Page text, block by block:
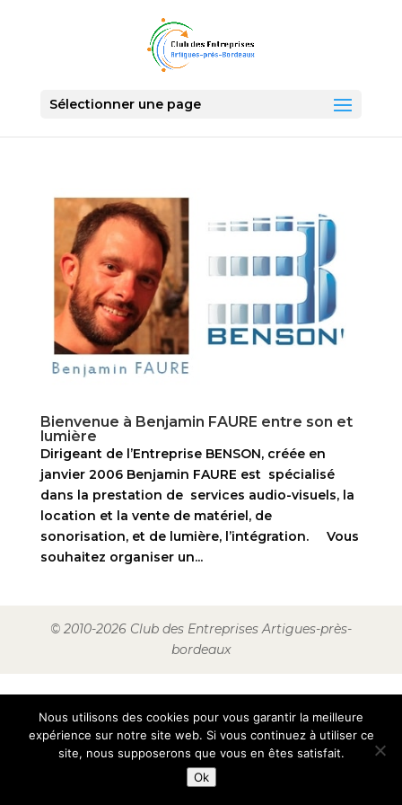
Sélectionner une page
Bienvenue à Benjamin FAURE entre son et
lumière
Dirigeant de l’Entreprise BENSON, créée en
janvier 2006 Benjamin FAURE est spécialisé
dans la prestation de services audio-visuels, la
location et la vente de matériel, de
sonorisation, et de lumière, l’intégration. Vous
souhaitez organiser un...
© 2010-2026 Club des Entreprises Artigues-près-
bordeaux
Nous utilisons des cookies pour vous garantir la meilleure
expérience sur notre site web. Si vous continuez à utiliser ce
site, nous supposerons que vous en êtes satisfait.
Ok